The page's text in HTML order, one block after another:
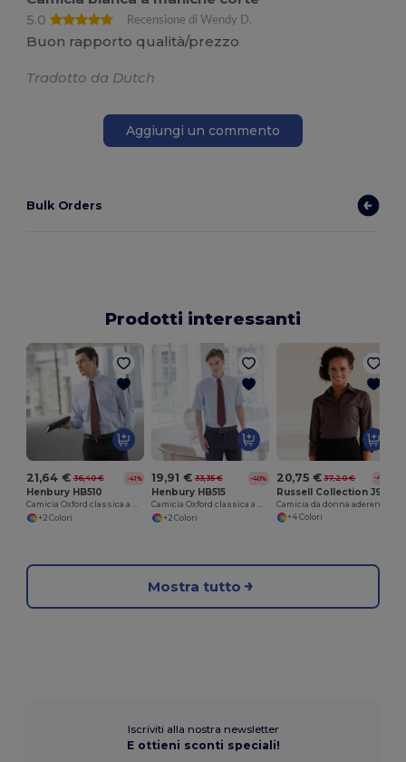
5.0
Recensione di Wendy D.
Buon rapporto qualità/prezzo
Tradotto da Dutch
Aggiungi un commento
Bulk Orders
Prodotti interessanti
21,64 € 36,40 € -41%
Henbury HB510
Camicia Oxford classica a maniche lunghe
+2 Colori
19,91 € 33,35 € -40%
Henbury HB515
Camicia Oxford classica a maniche corte
+2 Colori
20,75 € 37,20 € -44%
+4 Colori
Mostra tutto
Iscriviti alla nostra newsletter
E ottieni sconti speciali!